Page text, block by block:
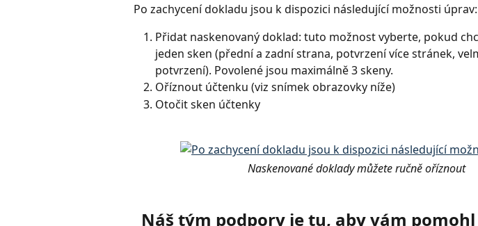
Po zachycení dokladu jsou k dispozici následující možnosti úprav:
Přidat naskenovaný doklad: tuto možnost vyberte, pokud
jeden sken (přední a zadní strana, potvrzení více stránek,
potvrzení). Povolené jsou maximálně 3 skeny.
Oříznout účtenku (viz snímek obrazovky níže)
Otočit sken účtenky
Naskenované doklady můžete ručně oříznout
Náš tým podpory je tu, aby vám